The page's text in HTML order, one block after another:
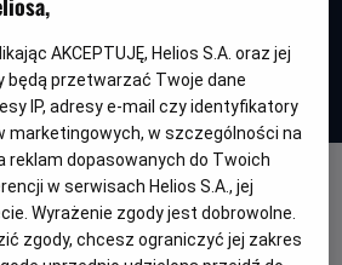
AKCEPTUJĘ, Helios S.A. oraz jej
będą przetwarzać Twoje dane
IP, adresy e-mail czy identyfikatory
marketingowych, w szczególności na
reklam dopasowanych do Twoich
w serwisach Helios S.A., jej
Wyrażenie zgody jest dobrowolne.
zgody, chcesz ograniczyć jej zakres